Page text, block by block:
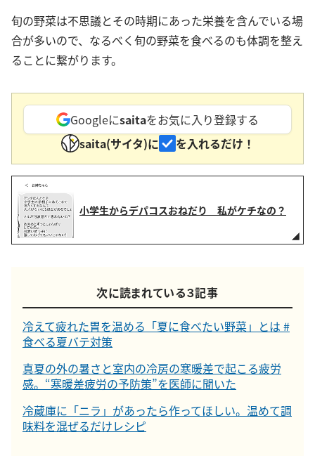
旬の野菜は不思議とその時期にあった栄養を含んでいる場
合が多いので、なるべく旬の野菜を食べるのも体調を整え
ることに繋がります。
Googleにsaitaをお気に入り登録する
saita(サイタ)に
を入れるだけ！
小学生からデパコスおねだり 私がケチなの？
次に読まれている３記事
冷えて疲れた胃を温める「夏に食べたい野菜」とは #
食べる夏バテ対策
真夏の外の暑さと室内の冷房の寒暖差で起こる疲労
感。“寒暖差疲労の予防策”を医師に聞いた
冷蔵庫に「ニラ」があったら作ってほしい。温めて調
味料を混ぜるだけレシピ